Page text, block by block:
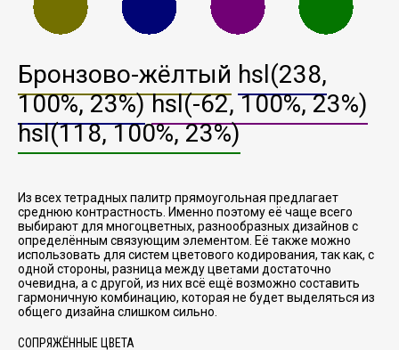
Бронзово-жёлтый hsl(238,
100%, 23%) hsl(-62, 100%, 23%)
hsl(118, 100%, 23%)
Из всех тетрадных палитр прямоугольная предлагает
среднюю контрастность. Именно поэтому её чаще всего
выбирают для многоцветных, разнообразных дизайнов с
определённым связующим элементом. Её также можно
использовать для систем цветового кодирования, так как, с
одной стороны, разница между цветами достаточно
очевидна, а с другой, из них всё ещё возможно составить
гармоничную комбинацию, которая не будет выделяться из
общего дизайна слишком сильно.
СОПРЯЖЁННЫЕ ЦВЕТА